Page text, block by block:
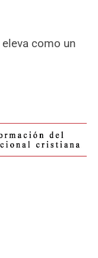
como un